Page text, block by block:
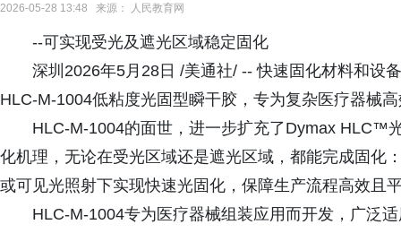
2026-05-28 13:48 来源： 人民教育网
--可实现受光及遮光区域稳定固化
深圳2026年5月28日 /美通社/ -- 快速固化材料和设
HLC‑M‑1004低粘度光固型瞬干胶，专为复杂医疗器械
HLC‑M‑1004的面世，进一步扩充了Dymax HLC™
化机理，无论在受光区域还是遮光区域，都能完成固化
或可见光照射下实现快速光固化，保障生产流程高效且
HLC‑M‑1004专为医疗器械组装应用而开发，广泛